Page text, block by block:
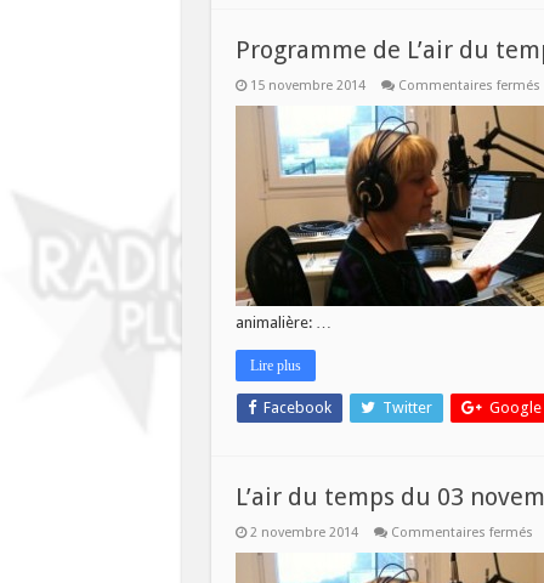
Programme de L’air du
15 novembre 2014 Commentaires fermés
animalière: …
Lire plus
Facebook Twitter Google
L’air du temps du 03
2 novembre 2014 Commentaires ferméssur